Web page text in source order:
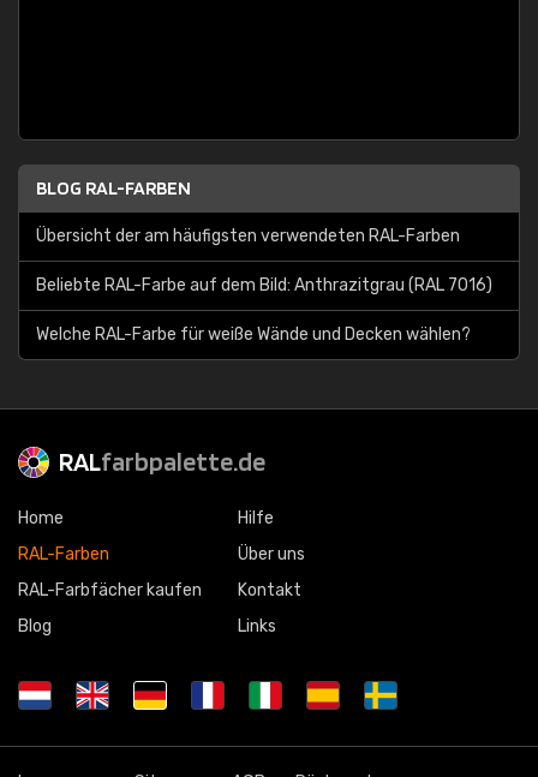
BLOG RAL-FARBEN
Übersicht der am häufigsten verwendeten RAL-Farben
Beliebte RAL-Farbe auf dem Bild: Anthrazitgrau (RAL 7016)
Welche RAL-Farbe für weiße Wände und Decken wählen?
RALfarbpalette.de
Home
RAL-Farben
RAL-Farbfächer kaufen
Blog
Hilfe
Über uns
Kontakt
Links